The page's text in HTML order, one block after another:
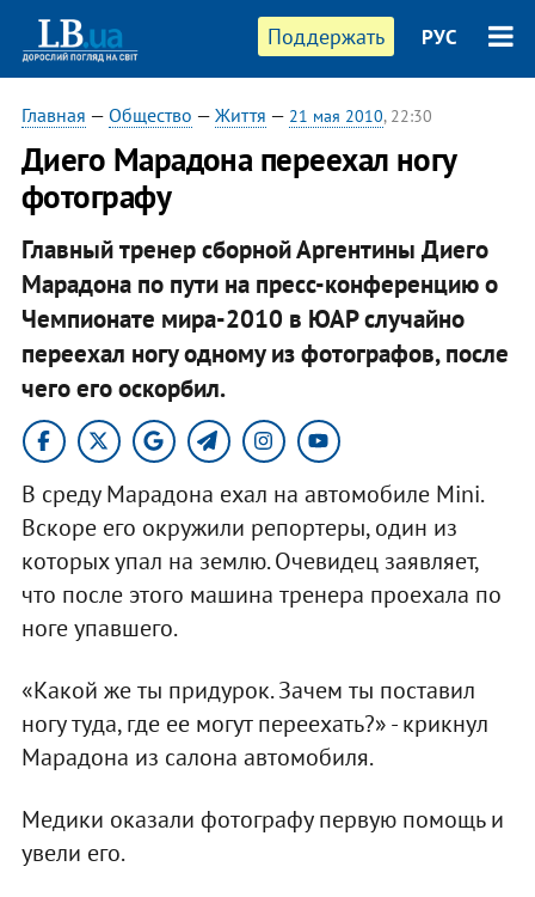
Поддержать РУС
Главная — Общество — Життя — 21 мая 2010, 22:30
Диего Марадона переехал ногу
фотографу
Главный тренер сборной Аргентины Диего
Марадона по пути на пресс-конференцию о
Чемпионате мира-2010 в ЮАР случайно
переехал ногу одному из фотографов, после
чего его оскорбил.
В среду Марадона ехал на автомобиле Mini.
Вскоре его окружили репортеры, один из
которых упал на землю. Очевидец заявляет,
что после этого машина тренера проехала по
ноге упавшего.
«Какой же ты придурок. Зачем ты поставил
ногу туда, где ее могут переехать?» - крикнул
Марадона из салона автомобиля.
Медики оказали фотографу первую помощь и
увели его.